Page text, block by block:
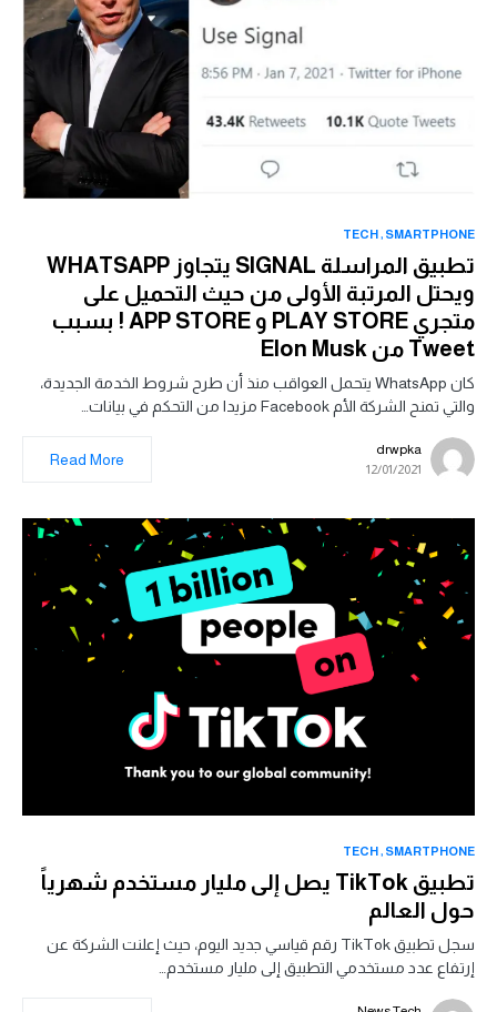
SMARTPHONE
TECH
تطبيق المراسلة SIGNAL يتجاوز WHATSAPP
ويحتل المرتبة الأولى من حيث التحميل على
متجري PLAY STORE و APP STORE ! بسبب
Tweet من Elon Musk
كان WhatsApp يتحمل العواقب منذ أن طرح شروط الخدمة الجديدة،
والتي تمنح الشركة الأم Facebook مزيدا من التحكم في بيانات…
drwpka
12/01/2021
Read More
SMARTPHONE
TECH
تطبيق TikTok يصل إلى مليار مستخدم شهرياً
حول العالم
سجل تطبيق TikTok رقم قياسي جديد اليوم، حيث إعلنت الشركة عن
إرتفاع عدد مستخدمي التطبيق إلى مليار مستخدم…